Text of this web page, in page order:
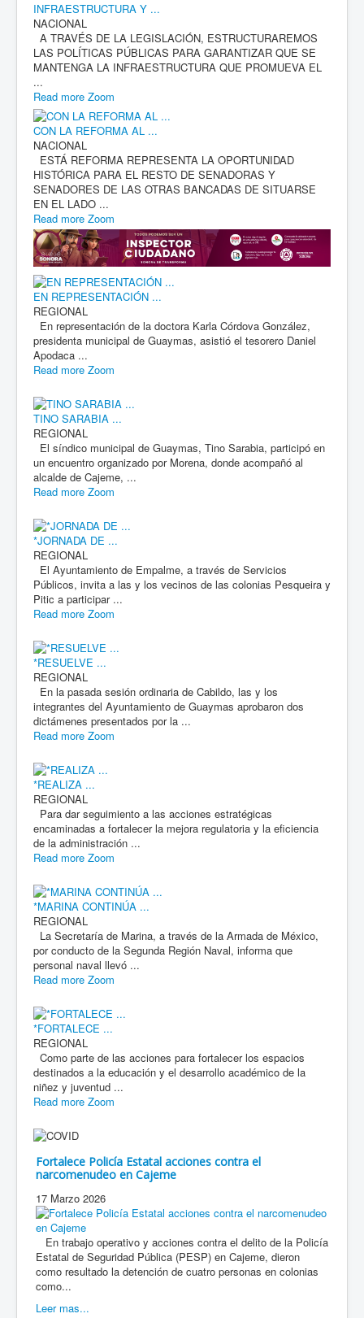
INFRAESTRUCTURA Y ...
NACIONAL
A TRAVÉS DE LA LEGISLACIÓN, ESTRUCTURAREMOS
LAS POLÍTICAS PÚBLICAS PARA GARANTIZAR QUE SE
MANTENGA LA INFRAESTRUCTURA QUE PROMUEVA EL
...
Read more Zoom
CON LA REFORMA AL ...
NACIONAL
ESTÁ REFORMA REPRESENTA LA OPORTUNIDAD
HISTÓRICA PARA EL RESTO DE SENADORAS Y
SENADORES DE LAS OTRAS BANCADAS DE SITUARSE
EN EL LADO ...
Read more Zoom
EN REPRESENTACIÓN ...
REGIONAL
En representación de la doctora Karla Córdova González,
presidenta municipal de Guaymas, asistió el tesorero Daniel
Apodaca ...
Read more Zoom
TINO SARABIA ...
REGIONAL
El síndico municipal de Guaymas, Tino Sarabia, participó en
un encuentro organizado por Morena, donde acompañó al
alcalde de Cajeme, ...
Read more Zoom
*JORNADA DE ...
REGIONAL
El Ayuntamiento de Empalme, a través de Servicios
Públicos, invita a las y los vecinos de las colonias Pesqueira y
Pitic a participar ...
Read more Zoom
*RESUELVE ...
REGIONAL
En la pasada sesión ordinaria de Cabildo, las y los
integrantes del Ayuntamiento de Guaymas aprobaron dos
dictámenes presentados por la ...
Read more Zoom
*REALIZA ...
REGIONAL
Para dar seguimiento a las acciones estratégicas
encaminadas a fortalecer la mejora regulatoria y la eficiencia
de la administración ...
Read more Zoom
*MARINA CONTINÚA ...
REGIONAL
La Secretaría de Marina, a través de la Armada de México,
por conducto de la Segunda Región Naval, informa que
personal naval llevó ...
Read more Zoom
*FORTALECE ...
REGIONAL
Como parte de las acciones para fortalecer los espacios
destinados a la educación y el desarrollo académico de la
niñez y juventud ...
Read more Zoom
Fortalece Policía Estatal acciones contra el
narcomenudeo en Cajeme
17 Marzo 2026
En trabajo operativo y acciones contra el delito de la Policía
Estatal de Seguridad Pública (PESP) en Cajeme, dieron
como resultado la detención de cuatro personas en colonias
como...
Leer mas...